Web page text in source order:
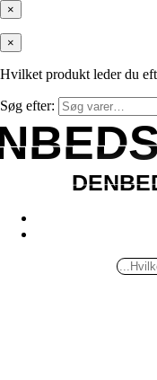
×
×
Hvilket produkt leder du
Søg efter: